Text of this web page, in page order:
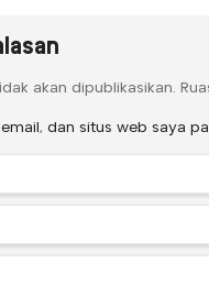
akan dipublikasikan.
dan situs web saya